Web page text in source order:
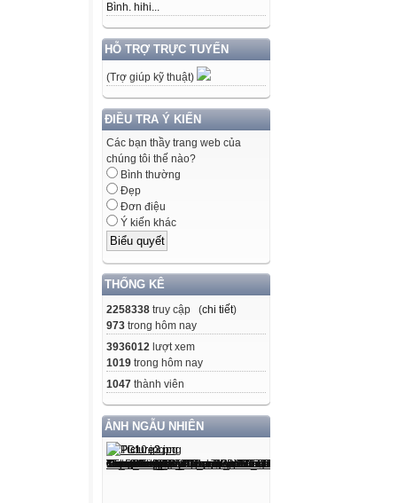
Bình. hihi...
HỖ TRỢ TRỰC TUYẾN
(Trợ giúp kỹ thuật)
ĐIỀU TRA Ý KIẾN
Các bạn thầy trang web của
chúng tôi thế nào?
Bình thường
Đẹp
Đơn điệu
Ý kiến khác
THỐNG KÊ
2258338 truy cập (chi tiết)
973 trong hôm nay
3936012 lượt xem
1019 trong hôm nay
1047 thành viên
ẢNH NGẪU NHIÊN